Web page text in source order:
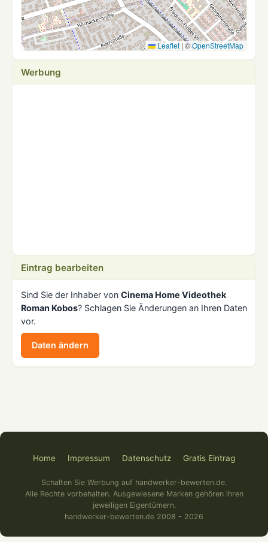
Leaflet | ©OpenStreetMap
Werbung
Eintrag bearbeiten
Sind Sie der Inhaber von Cinema Home Videothek
Roman Kobos? Schlagen Sie Änderungen an Ihren Daten
vor.
Daten ändern
Home Impressum Datenschutz Gratis Eintrag
Schalten Sie Werbung auf handwerker-bewerten.de.
Alle Rechte vorbehalten. Ausgewiesene Marken gehören ihren
jeweiligen Eigentümern.
handwerker-bewerten.de 2008 - 2026